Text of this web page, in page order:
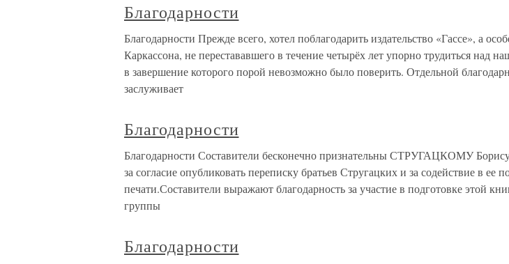
Благодарности
Благодарности Прежде всего, хотел поблагодарить издательство «Гассе», а
Каркассона, не перестававшего в течение четырёх лет упорно трудиться над
в завершение которого порой невозможно было поверить. Отдельной
заслуживает
Благодарности
Благодарности Составители бесконечно признательны СТРУГАЦКОМУ
за согласие опубликовать переписку братьев Стругацких и за содействие в ее
печати.Составители выражают благодарность за участие в подготовке этой
группы
Благодарности